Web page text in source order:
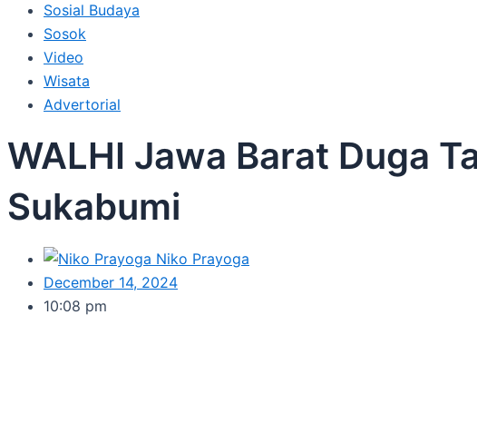
Sosial Budaya
Sosok
Video
Wisata
Advertorial
WALHI Jawa Barat Duga
Sukabumi
Niko Prayoga
December 14, 2024
10:08 pm